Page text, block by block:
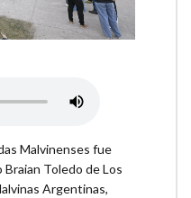
Malvinenses fue
Toledo de Los
Argentinas,